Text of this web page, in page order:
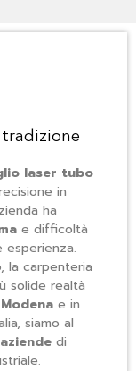
laser tubo
in
ha
e difficoltà
esperienza.
la carpenteria
solide realtà
e in
siamo al
di